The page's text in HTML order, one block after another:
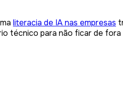
literacia de IA nas empresas
técnico para não ficar de fora